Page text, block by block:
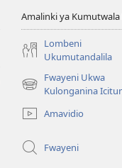
Amalinki ya
Lombeni
Ukumutandalila
Fwayeni Ukwa
Kulonganina
(yalaisula
imbi) Amavidio
Fwayeni